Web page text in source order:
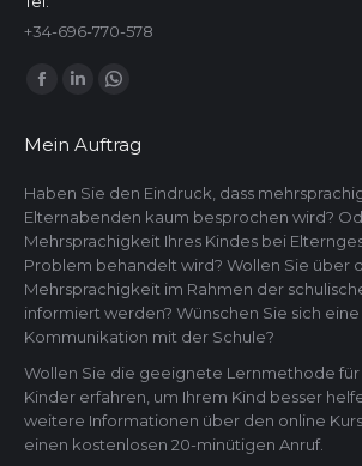
+34-696-770-578
Finden Sie uns auf:
Facebook
opens
in
new
window
Linkedin
opens
in
new
window
Whatsapp
opens
in
new
window
Mein Auftrag
Haben Sie den Eindruck, dass
Elternabenden kaum besprochen wird?
Mehrsprachigkeit Ihres Kindes bei
Problem behandelt wird? Wollen Sie über
Mehrsprachigkeit im Rahmen der
informiert werden? Wünschen Sie sich
Kommunikation mit der Schule?
Wollen Sie die geeignete Lernmethode
Kinder erfahren, um Ihrem Kind besser
weitere Informationen über den online
einen kostenlosen 20-minütigen Anruf.